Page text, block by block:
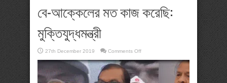
বে-আক্কেলের মত কাজ করেছি:
মুক্তিযুদ্ধমন্ত্রী
27th December 2019 Comments Offon
আক্কেলের
মত
কাজ
করেছি: